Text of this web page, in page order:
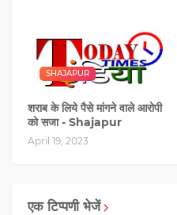
SHAJAPUR
शराब के लिये पैसे मांगने वाले आरोपी
को सजा - Shajapur
April 19, 2023
एक टिप्पणी भेजें